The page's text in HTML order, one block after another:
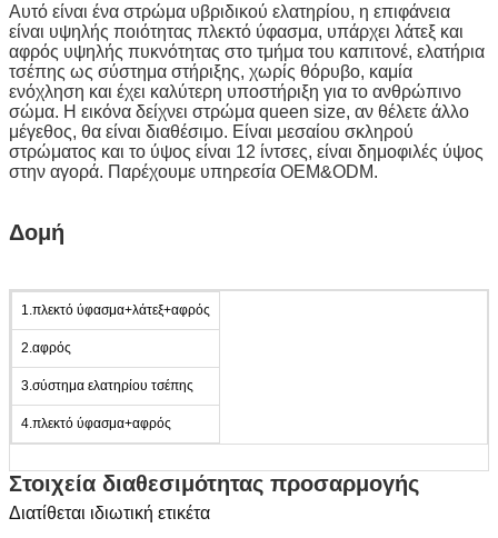
Αυτό είναι ένα στρώμα υβριδικού ελατηρίου, η επιφάνεια
είναι υψηλής ποιότητας πλεκτό ύφασμα, υπάρχει λάτεξ και
αφρός υψηλής πυκνότητας στο τμήμα του καπιτονέ, ελατήρια
τσέπης ως σύστημα στήριξης, χωρίς θόρυβο, καμία
ενόχληση και έχει καλύτερη υποστήριξη για το ανθρώπινο
σώμα. Η εικόνα δείχνει στρώμα queen size, αν θέλετε άλλο
μέγεθος, θα είναι διαθέσιμο. Είναι μεσαίου σκληρού
στρώματος και το ύψος είναι 12 ίντσες, είναι δημοφιλές ύψος
στην αγορά. Παρέχουμε υπηρεσία OEM&ODM.
Δομή
1.πλεκτό ύφασμα+λάτεξ+αφρός
2.αφρός
3.σύστημα ελατηρίου τσέπης
4.πλεκτό ύφασμα+αφρός
Στοιχεία διαθεσιμότητας προσαρμογής
Διατίθεται ιδιωτική ετικέτα